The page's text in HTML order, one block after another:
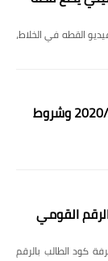
القطه في الخلاط،
تنسيق معهد فنى صحى 2020/2021 وشروط
القومي
كود الطالب بالرقم القومي 2022 معرفة كود الطالب بالرقم